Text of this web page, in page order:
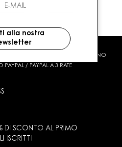
CARTA DI CREDITO CONTRASSEGNO
/ PAYPAL A 3 RATE
DI SCONTO AL PRIMO
ISCRITTI
alla nostra